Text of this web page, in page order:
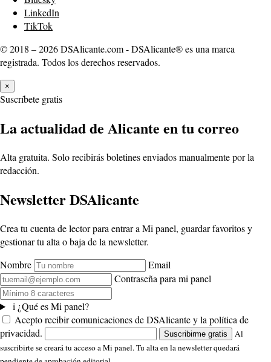
LinkedIn
TikTok
© 2018 – 2026 DSAlicante.com - DSAlicante® es una marca
registrada. Todos los derechos reservados.
×
Suscríbete gratis
La actualidad de Alicante en tu correo
Alta gratuita. Solo recibirás boletines enviados manualmente por la
redacción.
Newsletter DSAlicante
Crea tu cuenta de lector para entrar a Mi panel, guardar favoritos y
gestionar tu alta o baja de la newsletter.
Nombre
Email
Contraseña para mi panel
i ¿Qué es Mi panel?
Acepto recibir comunicaciones de DSAlicante y la política de
privacidad.
Suscribirme gratis
Al
suscribirte se creará tu acceso a Mi panel. Tu alta en la newsletter quedará